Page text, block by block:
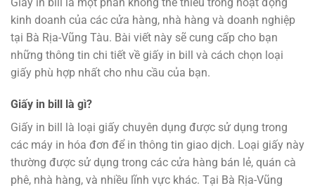
kinh doanh của các cửa hàng, nhà hàng và doanh nghiệp
tại Bà Rịa-Vũng Tàu. Bài viết này sẽ cung cấp cho bạn
những thông tin chi tiết về giấy in bill và cách chọn loại
giấy phù hợp nhất cho nhu cầu của bạn.
Giấy in bill là gì?
Giấy in bill là loại giấy chuyên dụng được sử dụng trong
các máy in hóa đơn để in thông tin giao dịch. Loại giấy này
thường được sử dụng trong các cửa hàng bán lẻ, quán cà
phê, nhà hàng, và nhiều lĩnh vực khác. Tại Bà Rịa-Vũng